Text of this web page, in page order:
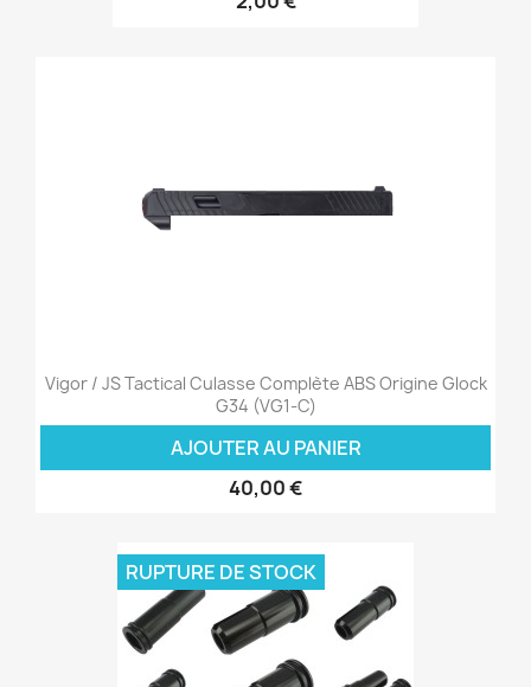
Vigor / JS Tactical Culasse Complète ABS Origine Glock
G34 (VG1-C)
AJOUTER AU PANIER
40,00 €
RUPTURE DE STOCK